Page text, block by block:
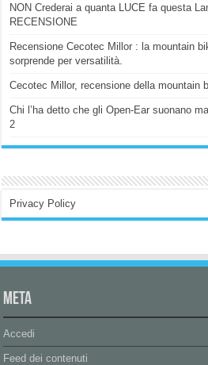
NON Crederai a quanta LUCE fa questa
RECENSIONE
Recensione Cecotec Millor : la mountain
sorprende per versatilità.
Cecotec Millor, recensione della mountain
Chi l’ha detto che gli Open-Ear suonano
2
Privacy Policy
Meta
Accedi
Feed dei contenuti